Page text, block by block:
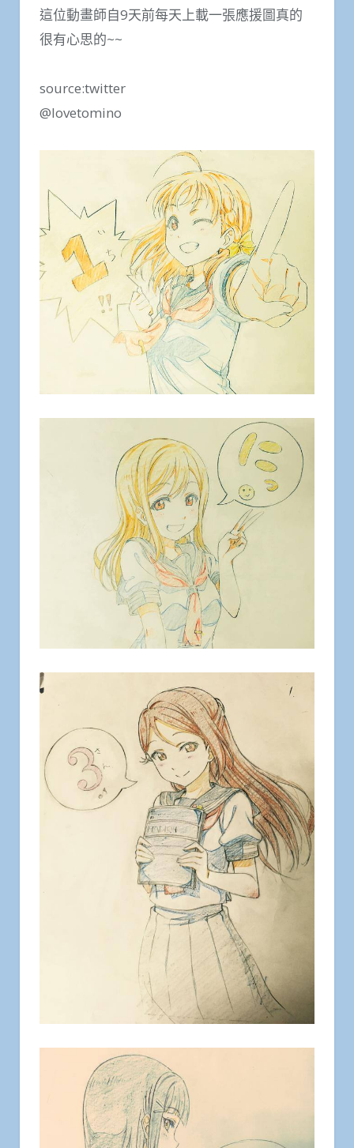
這位動畫師自9天前每天上載一張應援圖真的
很有心思的~~
source:twitter
@lovetomino